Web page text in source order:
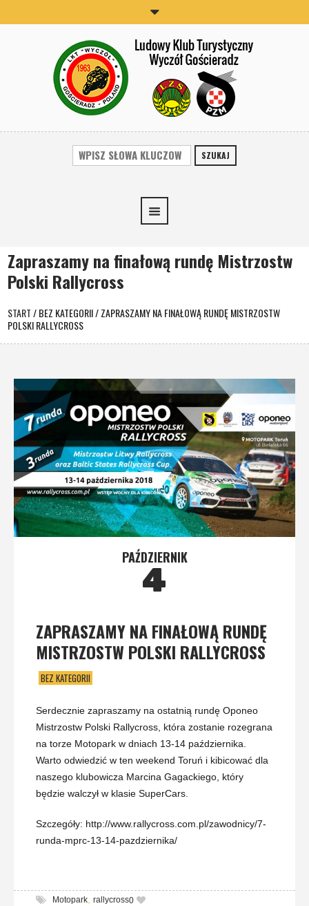
SZUKAJ
Zapraszamy na finałową rundę Mistrzostw
Polski Rallycross
START/BEZ KATEGORII/ZAPRASZAMY NA FINAŁOWĄ RUNDĘ MISTRZOSTW
POLSKI RALLYCROSS
PAŹDZIERNIK
4
ZAPRASZAMY NA FINAŁOWĄ RUNDĘ
MISTRZOSTW POLSKI RALLYCROSS
BEZ KATEGORII
Serdecznie zapraszamy na ostatnią rundę Oponeo
Mistrzostw Polski Rallycross, która zostanie rozegrana
na torze Motopark w dniach 13-14 października.
Warto odwiedzić w ten weekend Toruń i kibicować dla
naszego klubowicza Marcina Gagackiego, który
będzie walczył w klasie SuperCars.
Szczegóły: http://www.rallycross.com.pl/zawodnicy/7-
runda-mprc-13-14-pazdziernika/
0
Motopark rallycross